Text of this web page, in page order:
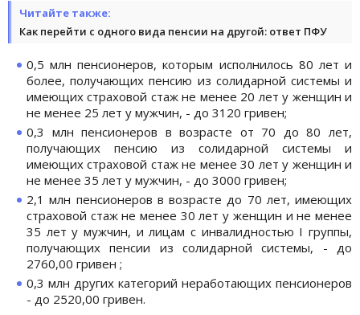
Читайте также:
Как перейти с одного вида пенсии на другой: ответ ПФУ
0,5 млн пенсионеров, которым исполнилось 80 лет и
более, получающих пенсию из солидарной системы и
имеющих страховой стаж не менее 20 лет у женщин и
не менее 25 лет у мужчин, - до 3120 гривен;
0,3 млн пенсионеров в возрасте от 70 до 80 лет,
получающих пенсию из солидарной системы и
имеющих страховой стаж не менее 30 лет у женщин и
не менее 35 лет у мужчин, - до 3000 гривен;
2,1 млн пенсионеров в возрасте до 70 лет, имеющих
страховой стаж не менее 30 лет у женщин и не менее
35 лет у мужчин, и лицам с инвалидностью I группы,
получающих пенсии из солидарной системы, - до
2760,00 гривен ;
0,3 млн других категорий неработающих пенсионеров
- до 2520,00 гривен.